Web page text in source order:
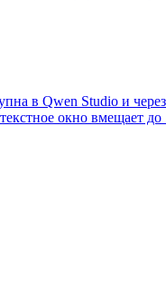
в Qwen Studio и
окно вмещает